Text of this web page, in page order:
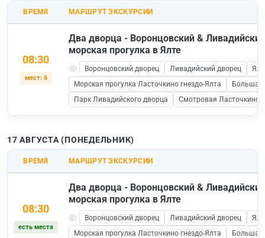
ВРЕМЯ МАРШРУТ ЭКСКУРСИИ
08:30
мест: 6
Два дворца - Воронцовский &
морская прогулка в Ялте
Воронцовский дворец Ливадийский дворец
Морская прогулка Ласточкино гнездо-Ялта
Большая
Парк Ливадийского дворца
Смотровая Ласточкино
17 АВГУСТА (ПОНЕДЕЛЬНИК)
ВРЕМЯ МАРШРУТ ЭКСКУРСИИ
08:30
есть места
Два дворца - Воронцовский &
морская прогулка в Ялте
Воронцовский дворец Ливадийский дворец
Морская прогулка Ласточкино гнездо-Ялта
Большая